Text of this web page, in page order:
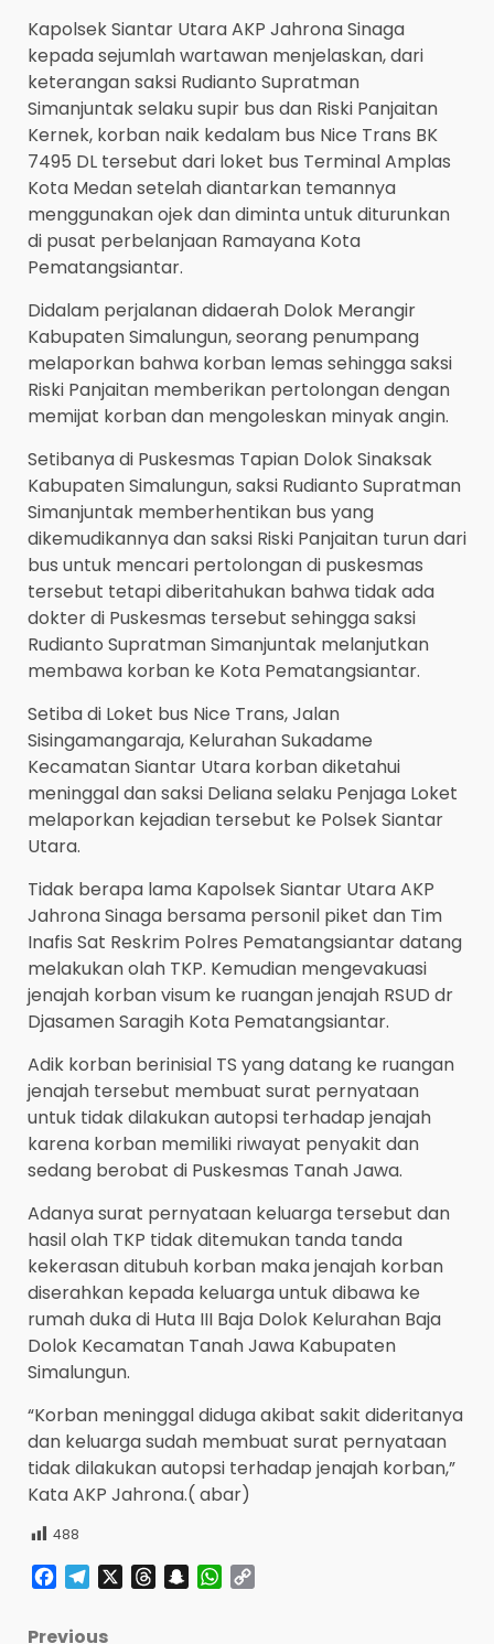
Kapolsek Siantar Utara AKP Jahrona Sinaga
kepada sejumlah wartawan menjelaskan, dari
keterangan saksi Rudianto Supratman
Simanjuntak selaku supir bus dan Riski Panjaitan
Kernek, korban naik kedalam bus Nice Trans BK
7495 DL tersebut dari loket bus Terminal Amplas
Kota Medan setelah diantarkan temannya
menggunakan ojek dan diminta untuk diturunkan
di pusat perbelanjaan Ramayana Kota
Pematangsiantar.
Didalam perjalanan didaerah Dolok Merangir
Kabupaten Simalungun, seorang penumpang
melaporkan bahwa korban lemas sehingga saksi
Riski Panjaitan memberikan pertolongan dengan
memijat korban dan mengoleskan minyak angin.
Setibanya di Puskesmas Tapian Dolok Sinaksak
Kabupaten Simalungun, saksi Rudianto Supratman
Simanjuntak memberhentikan bus yang
dikemudikannya dan saksi Riski Panjaitan turun dari
bus untuk mencari pertolongan di puskesmas
tersebut tetapi diberitahukan bahwa tidak ada
dokter di Puskesmas tersebut sehingga saksi
Rudianto Supratman Simanjuntak melanjutkan
membawa korban ke Kota Pematangsiantar.
Setiba di Loket bus Nice Trans, Jalan
Sisingamangaraja, Kelurahan Sukadame
Kecamatan Siantar Utara korban diketahui
meninggal dan saksi Deliana selaku Penjaga Loket
melaporkan kejadian tersebut ke Polsek Siantar
Utara.
Tidak berapa lama Kapolsek Siantar Utara AKP
Jahrona Sinaga bersama personil piket dan Tim
Inafis Sat Reskrim Polres Pematangsiantar datang
melakukan olah TKP. Kemudian mengevakuasi
jenajah korban visum ke ruangan jenajah RSUD dr
Djasamen Saragih Kota Pematangsiantar.
Adik korban berinisial TS yang datang ke ruangan
jenajah tersebut membuat surat pernyataan
untuk tidak dilakukan autopsi terhadap jenajah
karena korban memiliki riwayat penyakit dan
sedang berobat di Puskesmas Tanah Jawa.
Adanya surat pernyataan keluarga tersebut dan
hasil olah TKP tidak ditemukan tanda tanda
kekerasan ditubuh korban maka jenajah korban
diserahkan kepada keluarga untuk dibawa ke
rumah duka di Huta III Baja Dolok Kelurahan Baja
Dolok Kecamatan Tanah Jawa Kabupaten
Simalungun.
“Korban meninggal diduga akibat sakit dideritanya
dan keluarga sudah membuat surat pernyataan
tidak dilakukan autopsi terhadap jenajah korban,”
Kata AKP Jahrona.( abar)
488
Facebook
TelegramThreadsSnapchatWhatsApp
Previous